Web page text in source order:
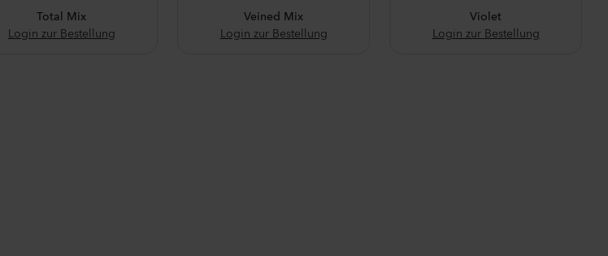
Total Mix
Login zur Bestellung
Veined Mix
Login zur Bestellung
Violet
Login zur Bestellung